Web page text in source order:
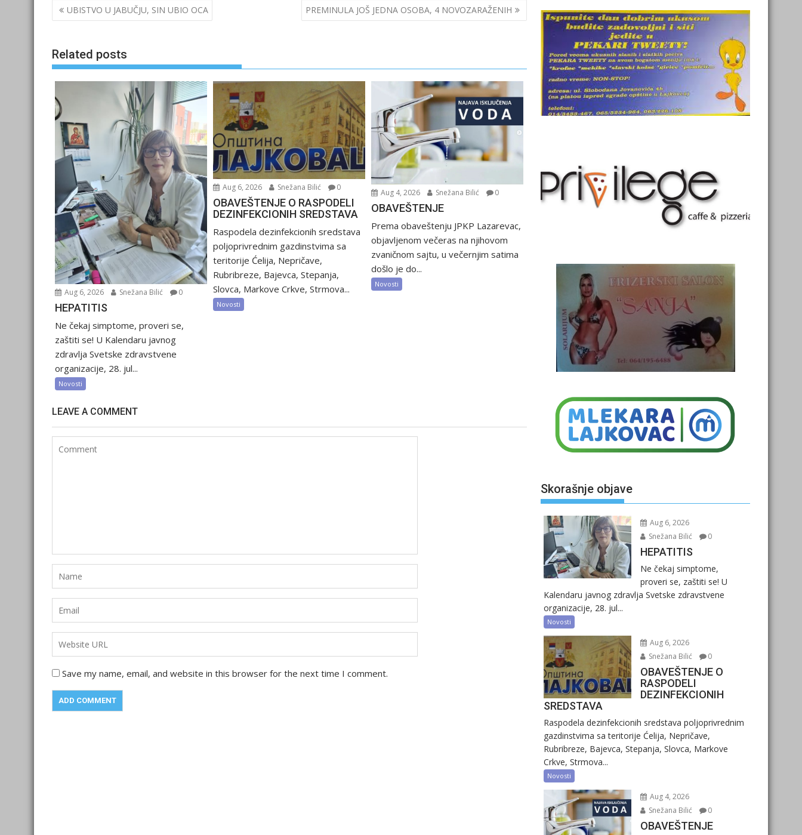
Post
navigation
UBISTVO U JABUČJU, SIN UBIO OCA PREMINULA JOŠ JEDNA OSOBA, 4 NOVOZARAŽENIH
Related posts
Aug 6, 2026 Snežana Bilić 0
HEPATITIS
Ne čekaj simptome, proveri se,
zaštiti se! U Kalendaru javnog
zdravlja Svetske zdravstvene
organizacije, 28. jul...
Novosti
Aug 6, 2026 Snežana Bilić 0
OBAVEŠTENJE O RASPODELI
DEZINFEKCIONIH SREDSTAVA
Raspodela dezinfekcionih sredstava
poljoprivrednim gazdinstvima sa
teritorije Ćelija, Nepričave,
Rubribreze, Bajevca, Stepanja,
Slovca, Markove Crkve, Strmova...
Novosti
Aug 4, 2026 Snežana Bilić 0
OBAVEŠTENJE
Prema obaveštenju JPKP Lazarevac,
objavljenom večeras na njihovom
zvaničnom sajtu, u večernjim satima
došlo je do...
Novosti
LEAVE A COMMENT
Save my name, email, and website in this browser for the next time I comment.
Skorašnje objave
Aug 6, 2026
Snežana Bilić
0
HEPATITIS
Ne čekaj simptome,
proveri se, zaštiti se! U
Kalendaru javnog zdravlja Svetske zdravstvene
organizacije, 28. jul...
Novosti
Aug 6, 2026
Snežana Bilić
0
OBAVEŠTENJE O
RASPODELI
DEZINFEKCIONIH
SREDSTAVA
Raspodela dezinfekcionih sredstava poljoprivrednim
gazdinstvima sa teritorije Ćelija, Nepričave,
Rubribreze, Bajevca, Stepanja, Slovca, Markove
Crkve, Strmova...
Novosti
Aug 4, 2026
Snežana Bilić
0
OBAVEŠTENJE